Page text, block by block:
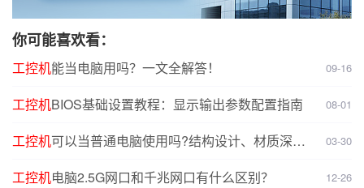
你可能喜欢看：
工控机能当电脑用吗？一文全解答！ 09-16
工控机BIOS基础设置教程：显示输出参数配置指南 08-01
工控机可以当普通电脑使用吗?结构设计、材质深度
03-30
工控机电脑2.5G网口和千兆网口有什么区别？ 12-26